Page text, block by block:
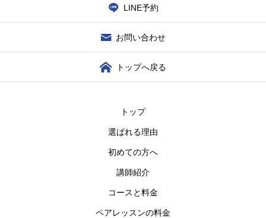
LINE予約
お問い合わせ
トップへ戻る
トップ
選ばれる理由
初めての方へ
講師紹介
コースと料金
ペアレッスンの料金